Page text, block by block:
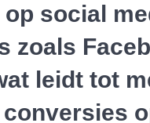
social
zoals
leidt tot